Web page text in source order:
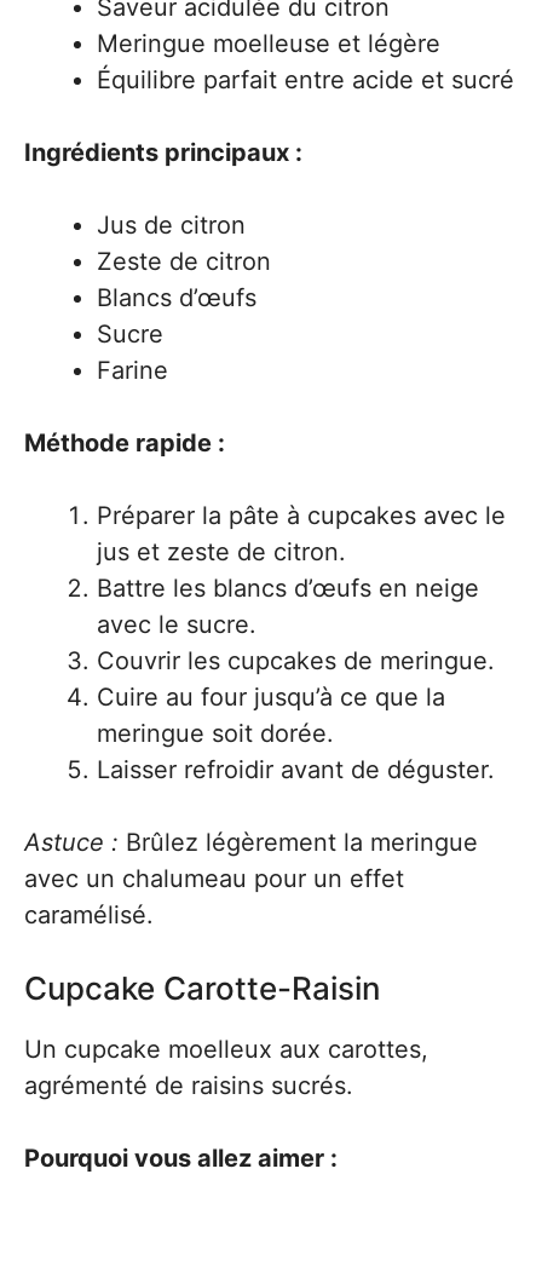
Saveur acidulée du citron
Meringue moelleuse et légère
Équilibre parfait entre acide et sucré
Ingrédients principaux :
Jus de citron
Zeste de citron
Blancs d’œufs
Sucre
Farine
Méthode rapide :
Préparer la pâte à cupcakes avec le
jus et zeste de citron.
Battre les blancs d’œufs en neige
avec le sucre.
Couvrir les cupcakes de meringue.
Cuire au four jusqu’à ce que la
meringue soit dorée.
Laisser refroidir avant de déguster.
Astuce : Brûlez légèrement la meringue
avec un chalumeau pour un effet
caramélisé.
Cupcake Carotte-Raisin
Un cupcake moelleux aux carottes,
agrémenté de raisins sucrés.
Pourquoi vous allez aimer :